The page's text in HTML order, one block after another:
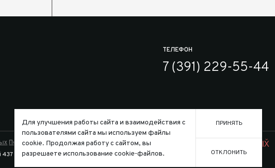
ТЕЛЕФОН
7 (391) 229-55-44
Политика использования файлов cookie
Гражданского кодекса Российской Федерации.
Заказать
Для улучшения работы сайта и взаимодействия с
пользователями сайта мы используем файлы
cookie. Продолжая работу с сайтом, вы
разрешаете использование cookie-файлов.
ПРИНЯТЬ
ОТКЛОНИТЬ